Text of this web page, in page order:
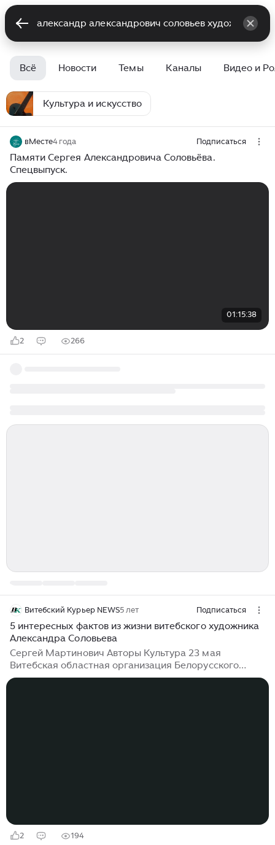
Всё Новости Темы Каналы Видео и
Культура и искусство
вМесте4 года Подписаться
Памяти Сергея Александровича Соловьёва.
Спецвыпуск.
01:15:38
2 266
Витебский Курьер NEWS5 лет Подписаться
5 интересных фактов из жизни витебского художника
Александра Соловьева
Сергей Мартинович Авторы Культура 23 мая
Витебская областная организация Белорусского
союза художников сообщила печальное известие: на
2 194